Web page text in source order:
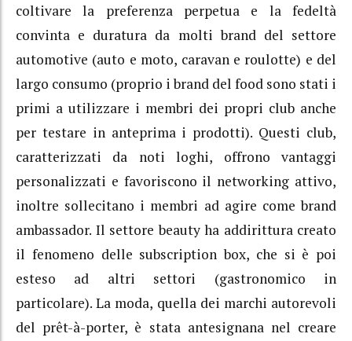
coltivare la preferenza perpetua e la fedeltà
convinta e duratura da molti brand del settore
automotive (auto e moto, caravan e roulotte) e del
largo consumo (proprio i brand del food sono stati i
primi a utilizzare i membri dei propri club anche
per testare in anteprima i prodotti). Questi club,
caratterizzati da noti loghi, offrono vantaggi
personalizzati e favoriscono il networking attivo,
inoltre sollecitano i membri ad agire come brand
ambassador. Il settore beauty ha addirittura creato
il fenomeno delle subscription box, che si è poi
esteso ad altri settori (gastronomico in
particolare). La moda, quella dei marchi autorevoli
del prêt-à-porter, è stata antesignana nel creare